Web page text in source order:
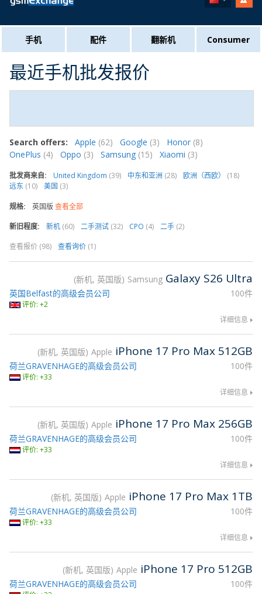
手机 配件 翻新机 Consumer
最近手机批发报价
Search offers: Apple (62) Google (3) Honor (8)
OnePlus (4) Oppo (3) Samsung (15) Xiaomi (3)
批发商来自: United Kingdom (39) 中东和亚洲 (28) 欧洲（西欧） (18)
远东 (10) 美国 (3)
规格: 英国版 查看全部
新旧程度:
新机 (60) 二手测试 (32) CPO (4) 二手 (2)
查看报价 (98)
查看询价 (1)
新机, 英国版 Samsung Galaxy S26 Ultra
100件
英国Belfast的高级会员公司
评价: +2
详细信息
新机, 英国版 Apple iPhone 17 Pro Max 512GB
100件
荷兰GRAVENHAGE的高级会员公司
评价: +33
详细信息
新机, 英国版 Apple iPhone 17 Pro Max 256GB
100件
荷兰GRAVENHAGE的高级会员公司
评价: +33
详细信息
新机, 英国版 Apple iPhone 17 Pro Max 1TB
100件
荷兰GRAVENHAGE的高级会员公司
评价: +33
详细信息
新机, 英国版 Apple iPhone 17 Pro 512GB
100件
荷兰GRAVENHAGE的高级会员公司